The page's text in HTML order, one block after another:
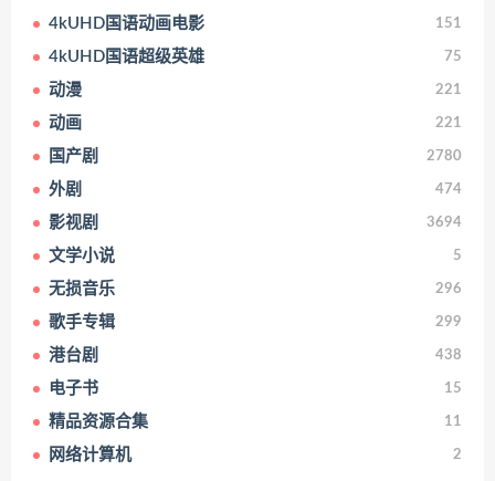
4kUHD国语动画电影 151
4kUHD国语超级英雄 75
动漫 221
动画 221
国产剧 2780
外剧 474
影视剧 3694
文学小说 5
无损音乐 296
歌手专辑 299
港台剧 438
电子书 15
精品资源合集 11
网络计算机 2